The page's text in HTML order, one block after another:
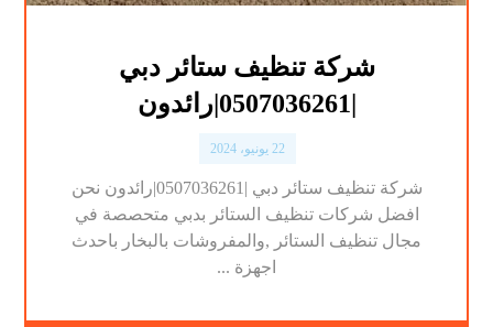
شركة تنظيف ستائر دبي
22 يونيو، 2024
شركة تنظيف ستائر دبي |0507036261|رائدون نحن
افضل شركات تنظيف الستائر بدبي متحصصة في
مجال تنظيف الستائر ,والمفروشات بالبخار باحدث
اجهزة ...